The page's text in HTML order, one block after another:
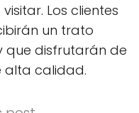
Los clientes
un trato
que disfrutarán de
alta calidad.